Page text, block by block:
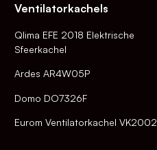
Ventilatorkachels
Qlima EFE 2018 Elektrische
Sfeerkachel
Ardes AR4W05P
Domo DO7326F
Eurom Ventilatorkachel VK2002